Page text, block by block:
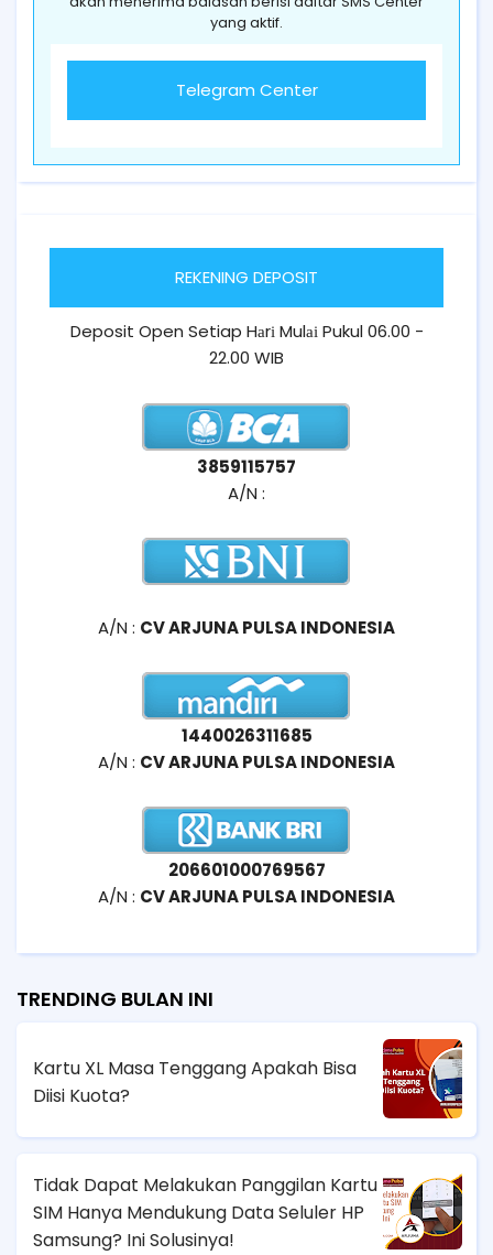
yang aktif.
Telegram Center
REKENING DEPOSIT
Deposit Open Setiap Hаrі Mulаі Pukul 06.00 -
22.00 WIB
3859115757
A/N :
A/N : CV ARJUNA PULSA INDONESIA
1440026311685
A/N : CV ARJUNA PULSA INDONESIA
206601000769567
A/N : CV ARJUNA PULSA INDONESIA
TRENDING BULAN INI
Kartu XL Masa Tenggang Apakah Bisa
Diisi Kuota?
Tidak Dapat Melakukan Panggilan Kartu
SIM Hanya Mendukung Data Seluler HP
Samsung? Ini Solusinya!